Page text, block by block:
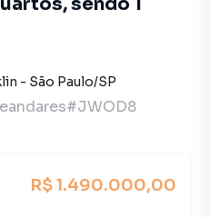
- São Paulo/SP
R$ 1.490.000,00